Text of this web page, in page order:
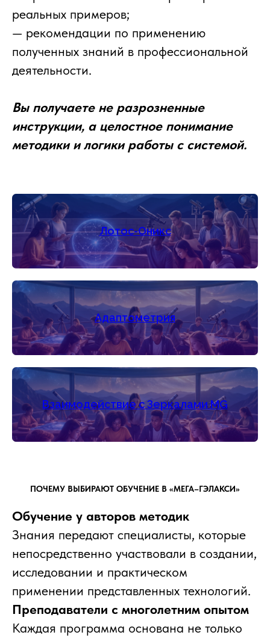
реальных примеров;
— рекомендации по применению
полученных знаний в профессиональной
деятельности.
Вы получаете не разрозненные
инструкции, а целостное понимание
методики и логики работы с системой.
Лотос-Оникс
Адаптометрия
Взаимодействие с Зеркалами MG
ПОЧЕМУ ВЫБИРАЮТ ОБУЧЕНИЕ В «МЕГА–ГЭЛАКСИ»
Обучение у авторов методик
Знания передают специалисты, которые
непосредственно участвовали в создании,
исследовании и практическом
применении представленных технологий.
Преподаватели с многолетним опытом
Каждая программа основана не только